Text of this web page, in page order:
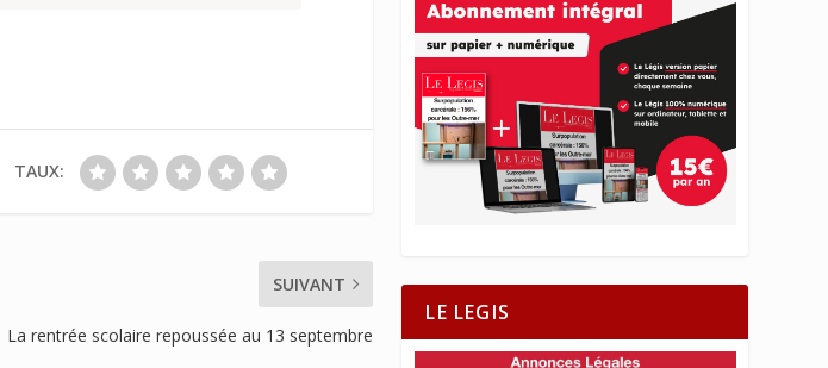
TAUX:
SUIVANT
La rentrée scolaire repoussée au 13 septembre
LE LEGIS